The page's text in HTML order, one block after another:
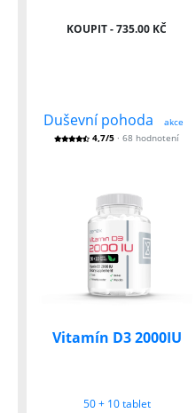
KOUPIT - 735.00 KČ
Duševní pohoda
akce
4,7/5 · 68 hodnotení
Vitamín D3 2000IU
50 + 10 tablet